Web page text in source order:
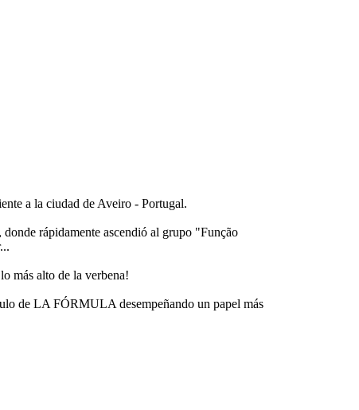
a la ciudad de Aveiro - Portugal.
rápidamente ascendió al grupo "Função
más alto de la verbena!
de LA FÓRMULA desempeñando un papel más